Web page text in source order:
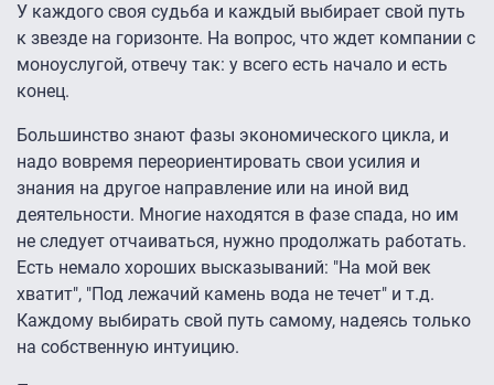
У каждого своя судьба и каждый выбирает свой путь
к звезде на горизонте. На вопрос, что ждет компании с
моноуслугой, отвечу так: у всего есть начало и есть
конец.
Большинство знают фазы экономического цикла, и
надо вовремя переориентировать свои усилия и
знания на другое направление или на иной вид
деятельности. Многие находятся в фазе спада, но им
не следует отчаиваться, нужно продолжать работать.
Есть немало хороших высказываний: "На мой век
хватит", "Под лежачий камень вода не течет" и т.д.
Каждому выбирать свой путь самому, надеясь только
на собственную интуицию.